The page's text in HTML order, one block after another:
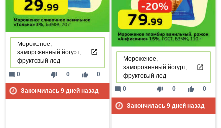
Мороженое,
замороженный йогурт,
фруктовый лед
thumb_down 0 thumb_up 0
mode_comment 0
Закончилась 9дней назад
Мороженое,
замороженный йогурт,
фруктовый лед
thumb_down 0 thumb_up 0
mode_comment 0
Закончилась 9дней назад